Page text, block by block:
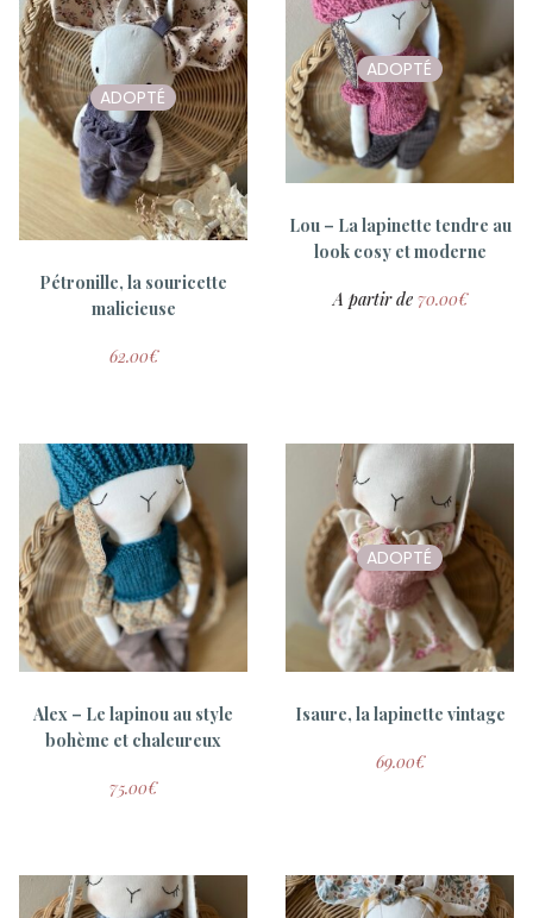
ADOPTÉ
Pétronille, la souricette
malicieuse
62.00€
ADOPTÉ
Lou – La lapinette tendre au
look cosy et moderne
A partir de 70.00€
Alex – Le lapinou au style
bohème et chaleureux
75.00€
ADOPTÉ
Isaure, la lapinette vintage
69.00€
Valentin, le souriceau
avec Relinette
ADOPTÉ
Hortense, la souricette
matchy-matchy de la collab
ADOPTÉ
60.00
Gamins
20.00€